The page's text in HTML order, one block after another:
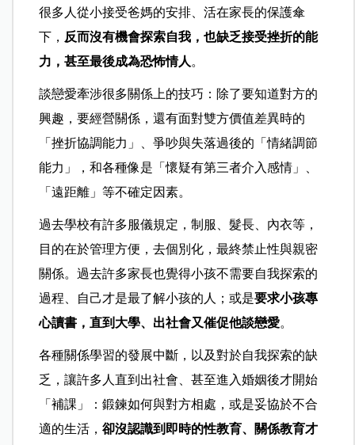
很多人從小接受爸媽的安排、活在家長的保護傘
下， 反而沒有機會探索自我，也缺乏接受挫折的能
力，甚至最後成為恐怖情人 。
談戀愛牽涉很多關係上的技巧：除了要知道對方的
興趣，要經營關係，還有面對雙方價值差異時的
「挫折協調能力」、爭吵與失落過後的「情緒調節
能力」，和各種像是「懷疑有第三者介入感情」、
「遠距離」等不確定因素。
過去學校有許多服儀規定，制服、髮長、內衣等，
目的在於管理方便，去個別化，最終禁止性與親密
關係。過去許多家長也覺得小孩不需要自我探索的
過程、自己才是最了解小孩的人；或是要求小孩專
心讀書，直到大學、出社會又催促他談戀愛。
各種關係學習的發展中斷，以及對於自我探索的缺
乏，讓許多人直到出社會、甚至進入婚姻後才開始
「補課」：鍛鍊如何與對方相處，或是妥協於不合
適的生活，卻沒認識到即時的性教育、關係教育才